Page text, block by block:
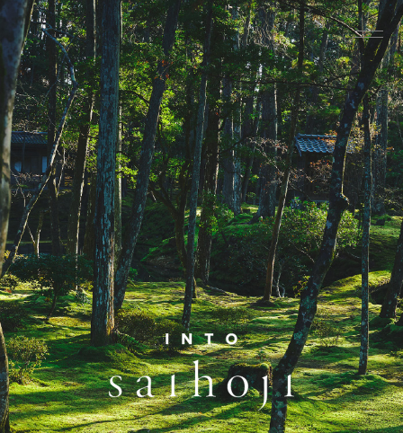
グローバルナビゲーションへ
メニューへ
本文へ
フッターへ